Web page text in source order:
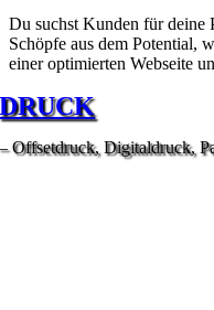
Du suchst Kunden für deine
Schöpfe aus dem Potential,
einer optimierten Webseite
DRUCK
– Offsetdruck, Digitaldruck,